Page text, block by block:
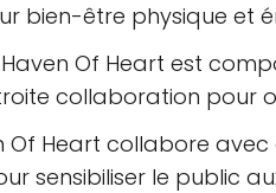
bien-être physique et
Of Heart est
collaboration pour
Of Heart collabore
sensibiliser le public